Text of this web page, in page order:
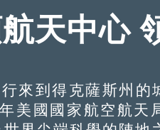
天中心
到得克薩斯州的
美國國家航空航天